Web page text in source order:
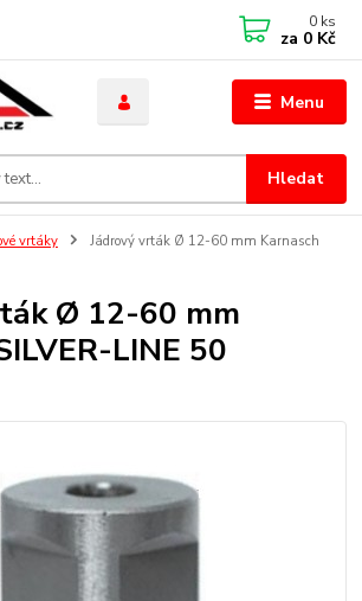
Menu
Hledat
0 ks
za 0 Kč
vrtáky
Jádrový vrták Ø 12-60 mm Karnasch
Ø 12-60 mm
LINE 50